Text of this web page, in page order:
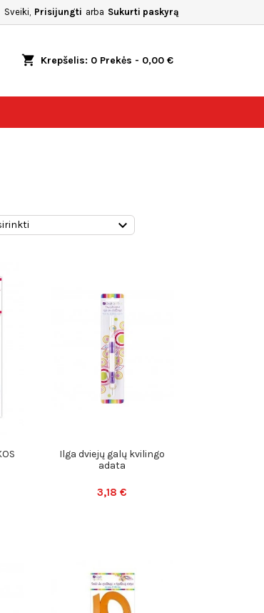
Sveiki, Prisijungti arba Sukurti paskyrą
shopping_cart Krepšelis: 0 Prekės - 0,00 €

Ilga dviejų galų kvilingo
adata
3,18 €